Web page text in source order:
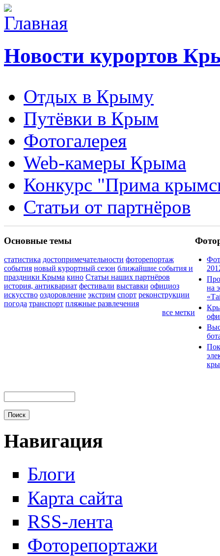
Новости курортов
Отдых в Крыму
Путёвки в Крым
Фотогалерея
Web-камеры Крыма
Конкурс "Прима
Статьи от партнёров
Основные темы
статистика достопримечательности фоторепортаж
события новый курортный сезон ближайшие события и
праздники Крыма кино Статьи наших партнёров
история, антиквариат фестивали выставки официоз
искусство оздоровление экстрим спорт реконструкции
погода транспорт пляжные развлечения
все метки
на
Навигация
Блоги
Карта сайта
RSS-лента
Фоторепортажи